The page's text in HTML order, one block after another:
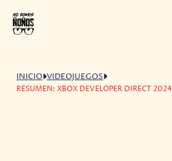
INICIO VIDEOJUEGOS
RESUMEN: XBOX DEVELOPER DIRECT 2024